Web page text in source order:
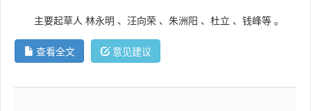
主要起草人 林永明 、 汪向荣 、 朱洲阳 、 杜立 、 钱峰等 。
查看全文 意见建议